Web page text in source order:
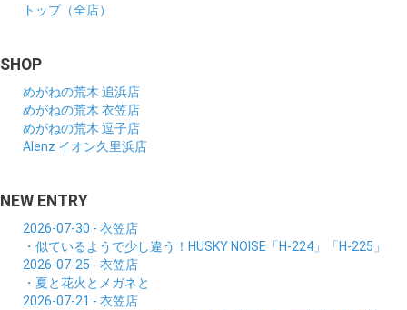
トップ（全店）
SHOP
めがねの荒木 追浜店
めがねの荒木 衣笠店
めがねの荒木 逗子店
Alenz イオン久里浜店
NEW ENTRY
2026-07-30 - 衣笠店
・似ているようで少し違う！HUSKY NOISE「H-224」「H-225」
2026-07-25 - 衣笠店
・夏と花火とメガネと
2026-07-21 - 衣笠店